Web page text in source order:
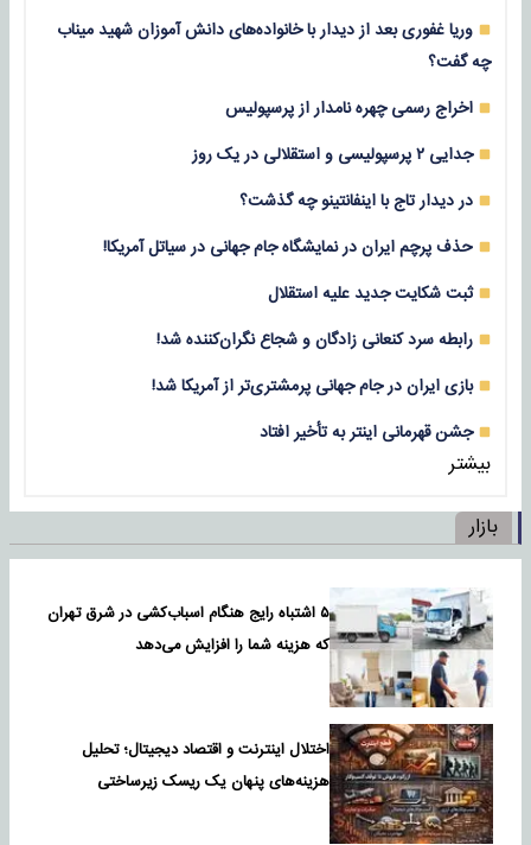
وریا غفوری بعد از دیدار با خانواده‌های دانش آموزان شهید میناب
چه گفت؟
اخراج رسمی چهره نامدار از پرسپولیس
جدایی ۲ پرسپولیسی و استقلالی در یک روز
در دیدار تاج با اینفانتینو چه گذشت؟
حذف پرچم ایران در نمایشگاه جام جهانی در سیاتل آمریکا!
ثبت شکایت جدید علیه استقلال
رابطه سرد کنعانی زادگان و شجاع نگران‌کننده شد!
بازی‌ ایران در جام جهانی پرمشتری‌تر از آمریکا شد!
جشن قهرمانی اینتر به تأخیر افتاد
بیشتر
بازار
۵ اشتباه رایج هنگام اسباب‌کشی در شرق تهران
که هزینه شما را افزایش می‌دهد
اختلال اینترنت و اقتصاد دیجیتال؛ تحلیل
هزینه‌های پنهان یک ریسک زیرساختی